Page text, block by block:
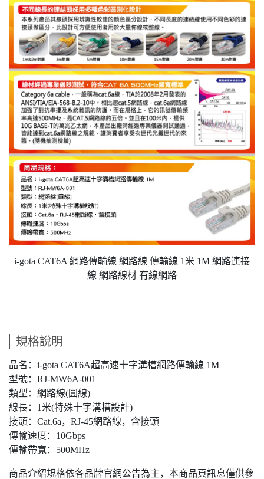
i-gota CAT6A 網路傳輸線 網路線 傳輸線 1米 1M 網路連接
線 網路線材 有線網路
規格說明
品名：i-gota CAT6A超高速十字溝槽網路傳輸線 1M
型號：RJ-MW6A-001
類型：網路線(圓線)
線長：1米(特殊十字溝槽設計)
接頭：Cat.6a，RJ-45網路線，含接頭
傳輸速度：10Gbps
傳輸帶寬：500MHz
商品介紹規格依各品牌官網公告為主，本商品頁訊息僅供參